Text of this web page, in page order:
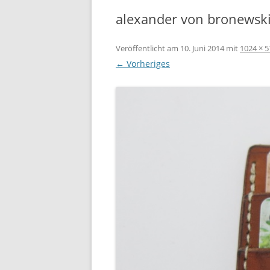
alexander von
Veröffentlicht am 10. Juni 2014mit 1024 ×
← Vorheriges